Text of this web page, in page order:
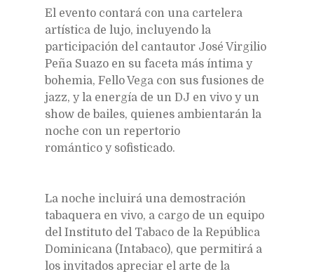
El evento contará con una cartelera
artística de lujo, incluyendo la
participación del cantautor José Virgilio
Peña Suazo en su faceta más íntima y
bohemia, Fello Vega con sus fusiones de
jazz, y la energía de un DJ en vivo y un
show de bailes, quienes ambientarán la
noche con un repertorio
romántico y sofisticado.
La noche incluirá una demostración
tabaquera en vivo, a cargo de un equipo
del Instituto del Tabaco de la República
Dominicana (Intabaco), que permitirá a
los invitados apreciar el arte de la